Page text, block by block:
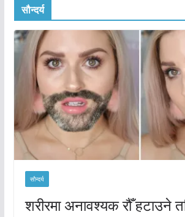
सौन्दर्य
सौन्दर्य
शरीरमा अनावश्यक रौँ हटाउने